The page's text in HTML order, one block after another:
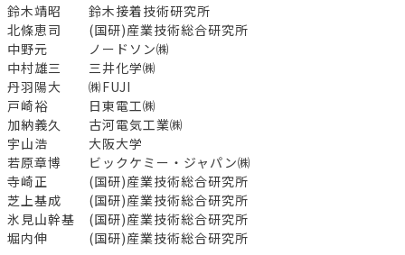
鈴木靖昭 鈴木接着技術研究所
北條恵司 (国研)産業技術総合研究所
中野元 ノードソン㈱
中村雄三 三井化学㈱
丹羽陽大 ㈱FUJI
戸崎裕 日東電工㈱
加納義久 古河電気工業㈱
宇山浩 大阪大学
若原章博 ビックケミー・ジャパン㈱
寺崎正 (国研)産業技術総合研究所
芝上基成 (国研)産業技術総合研究所
氷見山幹基 (国研)産業技術総合研究所
堀内伸 (国研)産業技術総合研究所